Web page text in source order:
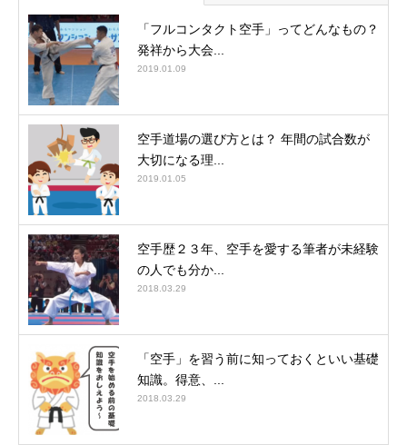
「フルコンタクト空手」ってどんなもの？
発祥から大会...
2019.01.09
空手道場の選び方とは？ 年間の試合数が
大切になる理...
2019.01.05
空手歴２３年、空手を愛する筆者が未経験
の人でも分か...
2018.03.29
「空手」を習う前に知っておくといい基礎
知識。得意、...
2018.03.29